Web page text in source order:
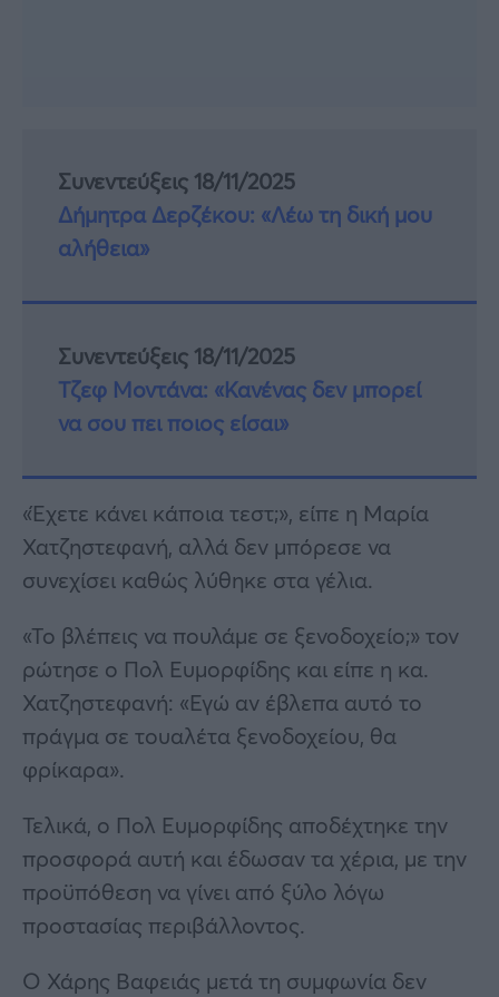
Συνεντεύξεις 18/11/2025
Δήμητρα Δερζέκου: «Λέω τη δική μου
αλήθεια»
Συνεντεύξεις 18/11/2025
Τζεφ Μοντάνα: «Κανένας δεν μπορεί
να σου πει ποιος είσαι»
«Έχετε κάνει κάποια τεστ;», είπε η Μαρία
Χατζηστεφανή, αλλά δεν μπόρεσε να
συνεχίσει καθώς λύθηκε στα γέλια.
«Το βλέπεις να πουλάμε σε ξενοδοχείο;» τον
ρώτησε ο Πολ Ευμορφίδης και είπε η κα.
Χατζηστεφανή: «Εγώ αν έβλεπα αυτό το
πράγμα σε τουαλέτα ξενοδοχείου, θα
φρίκαρα».
Τελικά, ο Πολ Ευμορφίδης αποδέχτηκε την
προσφορά αυτή και έδωσαν τα χέρια, με την
προϋπόθεση να γίνει από ξύλο λόγω
προστασίας περιβάλλοντος.
Ο Χάρης Βαφειάς μετά τη συμφωνία δεν